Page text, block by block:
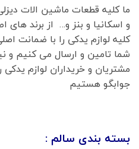
ما کلیه قطعات ماشین الات
و اسکانیا و بنز و… از برند
کلیه لوازم یدکی را با ضمانت
شما تامین و ارسال می کنیم و
مشتریان و خریداران لوازم
جوابگو هستیم
بسته بندی سالم :